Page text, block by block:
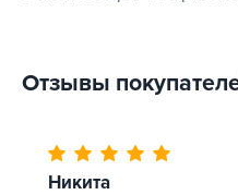
Отзывы
Никита